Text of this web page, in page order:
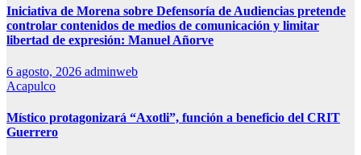
Iniciativa de Morena sobre Defensoría de Audiencias pretende
controlar contenidos de medios de comunicación y limitar
libertad de expresión: Manuel Añorve
6 agosto, 2026 adminweb
Acapulco
Místico protagonizará “Axotli”, función a beneficio del CRIT
Guerrero